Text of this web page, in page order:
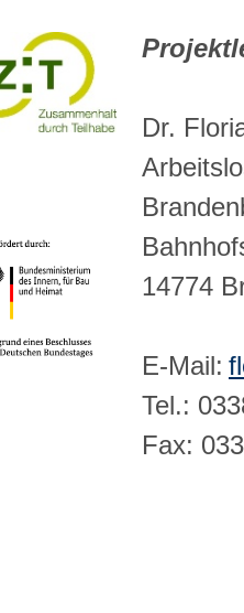
Dr.
14774
E-Mail:
Tel.:
Fax: